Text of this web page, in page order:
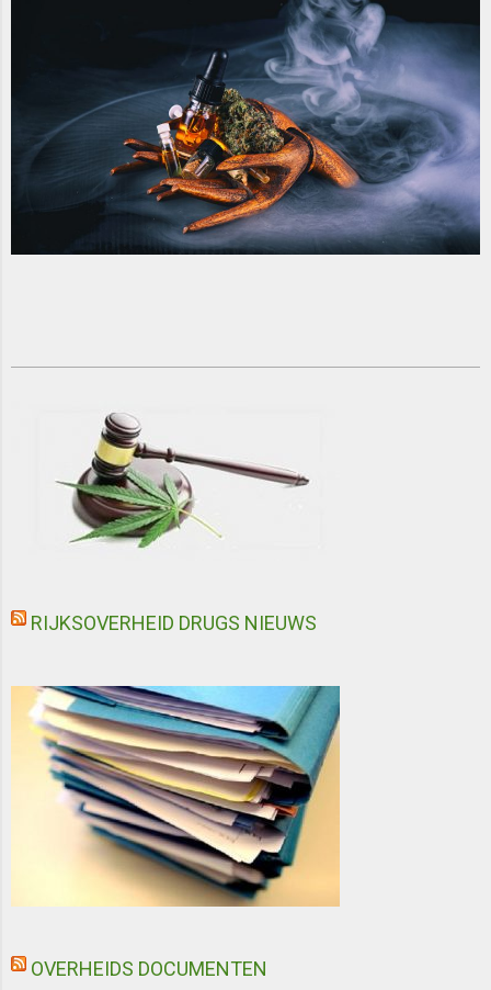
RIJKSOVERHEID DRUGS NIEUWS
OVERHEIDS DOCUMENTEN